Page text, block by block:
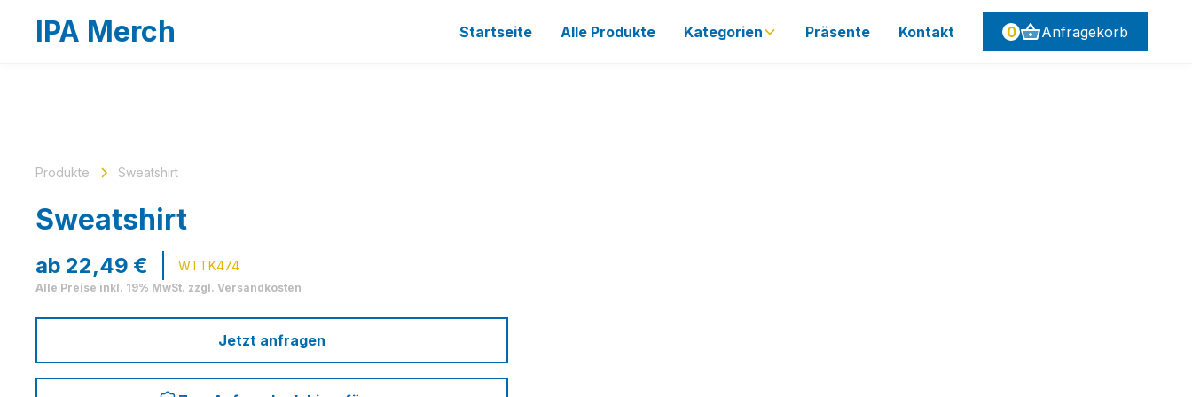
IPA Merch Startseite Alle Produkte Kategorien Präsente Kontakt 0 Anfragekorb
Produkte Sweatshirt
Sweatshirt
ab 22,49 € WTTK474
Alle Preise inkl. 19% MwSt. zzgl. Versandkosten
Jetzt anfragen